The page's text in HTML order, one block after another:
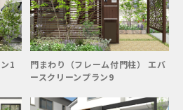
1
門まわり（フレーム付門柱） エバ
ースクリーンプラン9